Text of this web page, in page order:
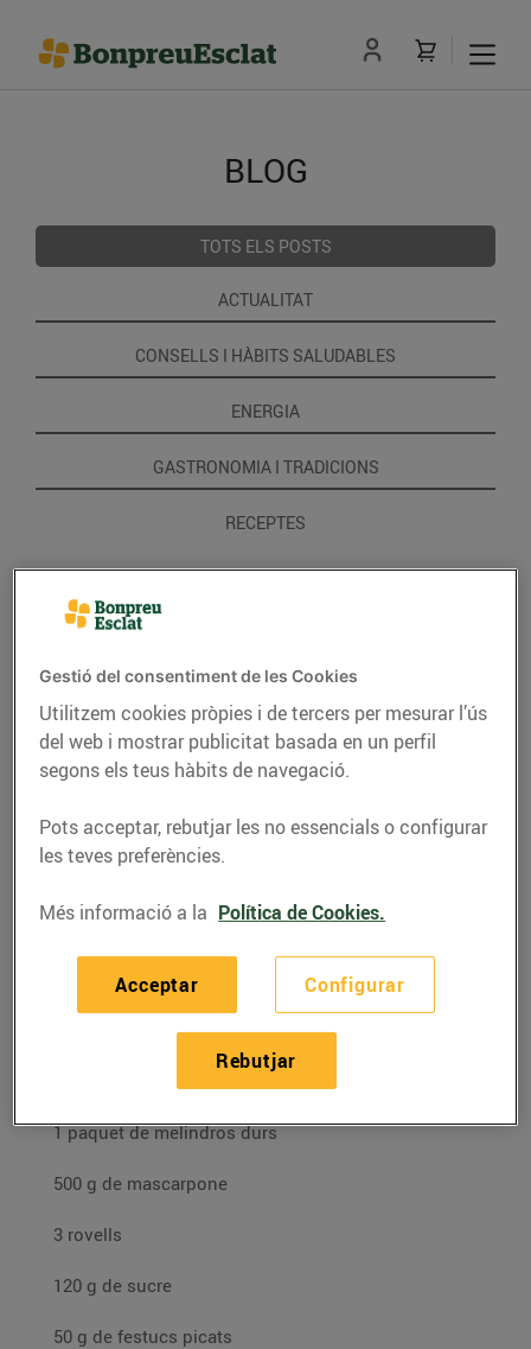
BLOG
TOTS ELS POSTS
ACTUALITAT
CONSELLS I HÀBITS SALUDABLES
ENERGIA
GASTRONOMIA I TRADICIONS
RECEPTES
RECEPTES
Tiramisú de festucs i
llimona
09/d’abril/2021
Ingredients per a 4 persones:
1 paquet de melindros durs
500 g de mascarpone
3 rovells
120 g de sucre
50 g de festucs picats
Gestió del consentiment de les Cookies
Utilitzem cookies pròpies i de tercers per mesurar l’ús
del web i mostrar publicitat basada en un perfil
segons els teus hàbits de navegació.
Pots acceptar, rebutjar les no essencials o configurar
les teves preferències.
Més informació a la Política de Cookies.
Configurar
Rebutjar
Acceptar